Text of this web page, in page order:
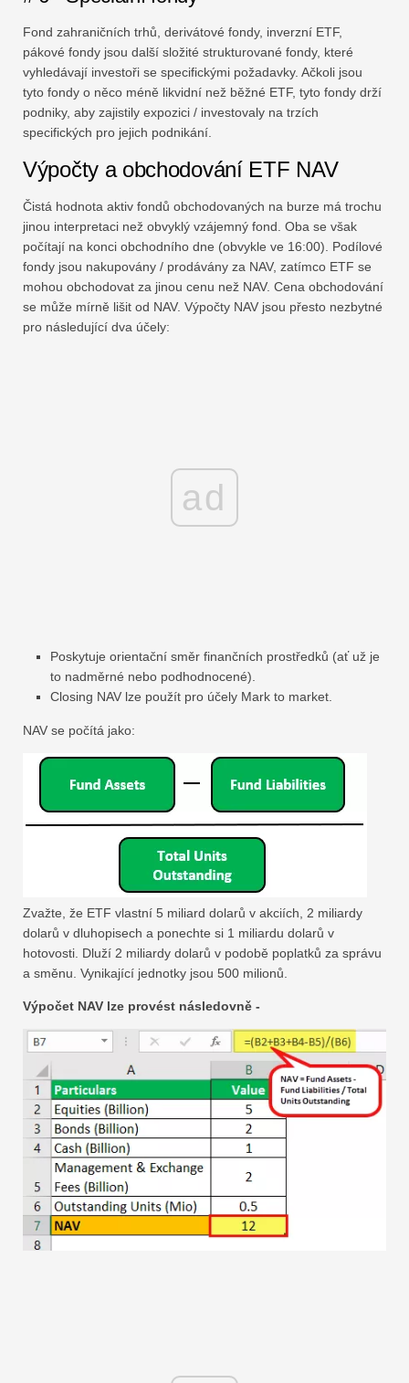
Fond zahraničních trhů, derivátové fondy, inverzní ETF,
pákové fondy jsou další složité strukturované fondy, které
vyhledávají investoři se specifickými požadavky. Ačkoli jsou
tyto fondy o něco méně likvidní než běžné ETF, tyto fondy drží
podniky, aby zajistily expozici / investovaly na trzích
specifických pro jejich podnikání.
Výpočty a obchodování ETF NAV
Čistá hodnota aktiv fondů obchodovaných na burze má trochu
jinou interpretaci než obvyklý vzájemný fond. Oba se však
počítají na konci obchodního dne (obvykle ve 16:00). Podílové
fondy jsou nakupovány / prodávány za NAV, zatímco ETF se
mohou obchodovat za jinou cenu než NAV. Cena obchodování
se může mírně lišit od NAV. Výpočty NAV jsou přesto nezbytné
pro následující dva účely:
ad
Poskytuje orientační směr finančních prostředků (ať už je
to nadměrné nebo podhodnocené).
Closing NAV lze použít pro účely Mark to market.
NAV se počítá jako:
Zvažte, že ETF vlastní 5 miliard dolarů v akciích, 2 miliardy
dolarů v dluhopisech a ponechte si 1 miliardu dolarů v
hotovosti. Dluží 2 miliardy dolarů v podobě poplatků za správu
a směnu. Vynikající jednotky jsou 500 milionů.
Výpočet NAV lze provést následovně -